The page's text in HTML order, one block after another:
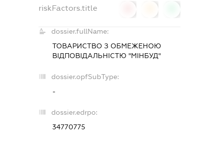
riskFactors.title
dossier.fullName:
ТОВАРИСТВО З ОБМЕЖЕНОЮ
ВІДПОВІДАЛЬНІСТЮ "МІНБУД"
dossier.opfSubType:
-
dossier.edrpo:
34770775